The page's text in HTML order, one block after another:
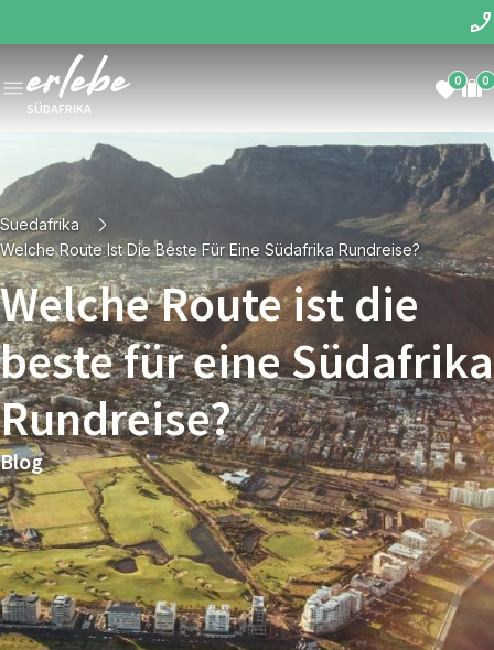
SÜDAFRIKA
0 0
Suedafrika
Welche Route Ist Die Beste Für Eine Südafrika Rundreise?
Welche Route ist die
beste für eine Südafrika
Rundreise?
Blog